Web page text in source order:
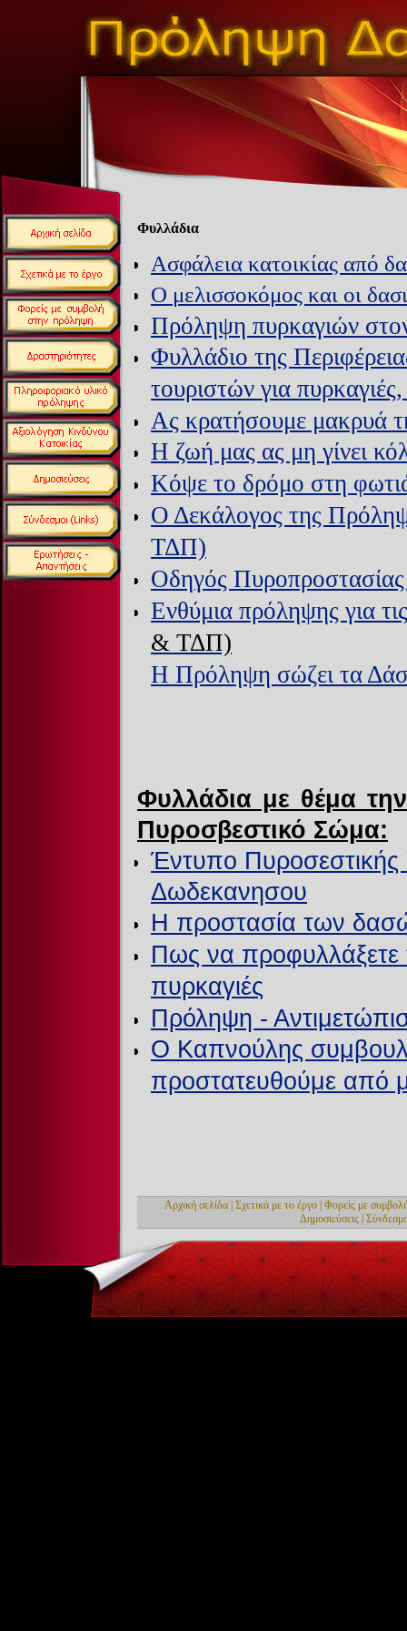
Φυλλάδια
Ασφάλεια κατοικίας από
Ο μελισσοκόμος και οι
Πρόληψη πυρκαγιών
Φυλλάδιο της
τουριστών για
Ας κρατήσουμε μακρυά
Η ζωή μας ας μη γίνει
Κόψε το δρόμο στη
Ο Δεκάλογος της
ΤΔΠ)
Οδηγός
Ενθύμια πρόληψης για
& ΤΔΠ)
Η Πρόληψη σώζει τα
Φυλλάδια με θέμα
Πυροσβεστικό Σώμα:
Έντυπο
Δωδεκανησου
H προστασία των
Πως να προφυλλάξετε
πυρκαγιές
Πρόληψη -
Ο Καπνούλης
προστατευθούμε από
Αρχική σελίδα Σχετικά με το έργο Φορείς με
Δημοσιεύσεις